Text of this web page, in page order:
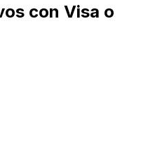
con Visa o